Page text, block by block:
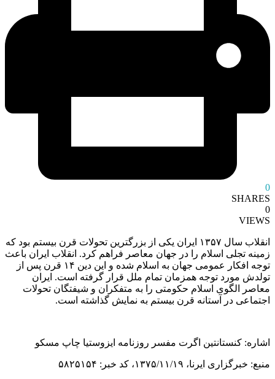
0
SHARES
0
VIEWS
انقلاب سال ۱۳۵۷ ایران یکی از بزرگترین تحولات قرن بیستم بود که
زمینه تجلی اسلام را در جهان معاصر فراهم کرد. انقلاب ایران باعث
توجه افکار عمومی جهان به اسلام شده و این دین ۱۴ قرن پس از
تولدش مورد توجه همزمان تمام ملل قرار گرفته است. ایران
معاصر الگوی اسلام حکومتی را به متفکران و شیفتگان تحولات
اجتماعی در آستانه قرن بیستم به نمایش گذاشته است.
اشاره: کنستانتین اگرت مفسر روزنامه ایزوستیا چاپ مسکو
منبع: خبرگزاری ایرنا، ۱۳۷۵/۱۱/۱۹، کد خبر: ۵۸۲۵۱۵۴